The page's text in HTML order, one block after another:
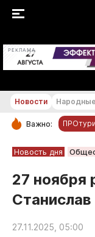
РЕКЛАМА
РУБРИКИ
Обнинск
Новости
Статьи
Народные
Новости
Важно:
Новость дня
27 ноября
27.11.2025, 05:00